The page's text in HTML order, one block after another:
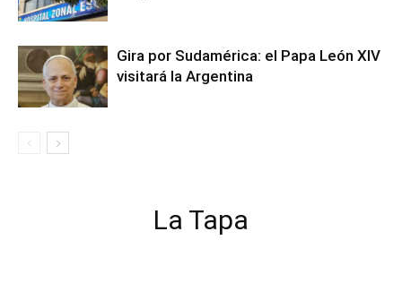
Gira por Sudamérica: el Papa León XIV
visitará la Argentina
La Tapa